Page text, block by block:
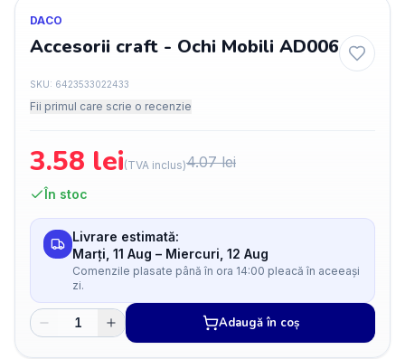
DACO
Accesorii craft - Ochi Mobili AD006
SKU: 6423533022433
Fii primul care scrie o recenzie
3.58 lei(TVA inclus)4.07lei
În stoc
Livrare estimată:
Marți, 11 Aug – Miercuri, 12 Aug
Comenzile plasate până în ora 14:00 pleacă în aceeași
zi.
Adaugă în coș